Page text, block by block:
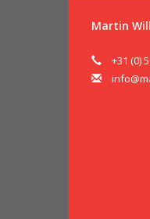
Martin
+31 (0)